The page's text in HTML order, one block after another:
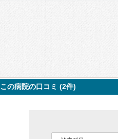
この病院の口コミ (2件)